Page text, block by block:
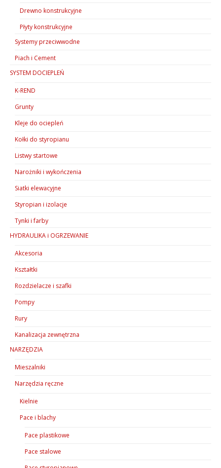
Drewno konstrukcyjne
Płyty konstrukcyjne
Systemy przeciwwodne
Piach i Cement
SYSTEM DOCIEPLEŃ
K-REND
Grunty
Kleje do ociepleń
Kołki do styropianu
Listwy startowe
Narożniki i wykończenia
Siatki elewacyjne
Styropian i izolacje
Tynki i farby
HYDRAULIKA i OGRZEWANIE
Akcesoria
Kształtki
Rozdzielacze i szafki
Pompy
Rury
Kanalizacja zewnętrzna
NARZĘDZIA
Mieszalniki
Narzędzia ręczne
Kielnie
Pace i blachy
Pace plastikowe
Pace stalowe